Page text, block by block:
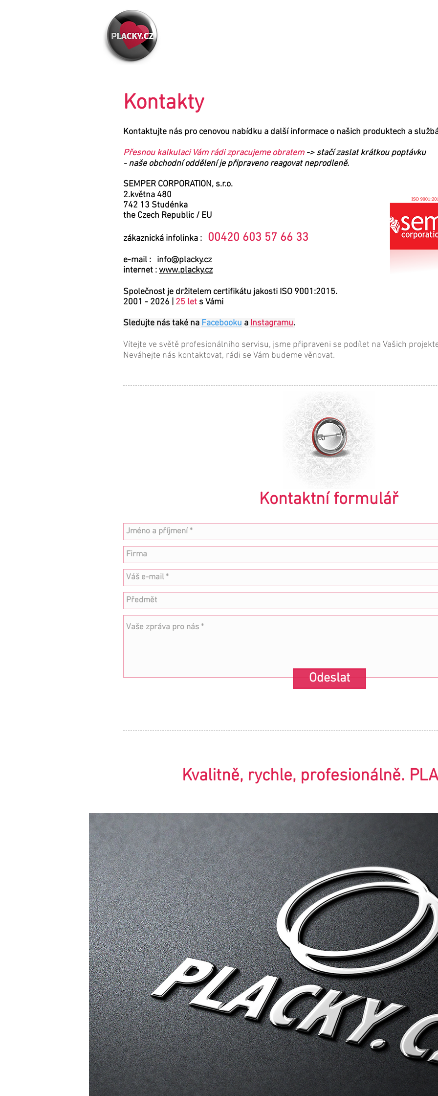
PLACKY.CZ
Kontakty
Kontaktujte nás pro cenovou nabídku a další informace o našich produktech a
Přesnou kalkulaci Vám rádi zpracujeme obratem-> stačí zaslat krátkou poptávku
- naše obchodní odděleníje připraveno reagovat neprodleně.
SEMPER CORPORATION, s.r.o.
2.května 480
742 13 Studénka
the Czech Republic / EU
zákaznická infolinka : 00420 603 57 66 33
e-mail : info@placky.cz
internet :www.placky.cz
Společnost je držitelem certifikátu jakosti ISO 9001:2015.
2001 - 2026 | 25 let s Vámi
Sledujte nás také na Facebooku a Instagramu.
Vítejte ve světě profesionálního servisu, jsme připraveni se podílet na Vašich
Neváhejte nás kontaktovat, rádi se Vám budeme věnovat.
Kontaktní formulář
Odeslat
Kvalitně, rychle, profesionálně.